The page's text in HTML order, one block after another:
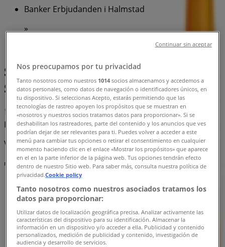
Banker Erbjudanden i Halmstad
»
Snabbkoll på erbjudanden på
Swedbank i Halmstad
Kategorier:Banker
Vi är på väg att publicera erbjudanden från Swedbank
Reklam
Nos preocupamos por tu privacidad
Tanto nosotros como nuestros 1014 socios almacenamos y accedemos a
datos personales, como datos de navegación o identificadores únicos, en
tu dispositivo. Si seleccionas Acepto, estarás permitiendo que las
tecnologías de rastreo apoyen los propósitos que se muestran en
«nosotros y nuestros socios tratamos datos para proporcionar». Si se
deshabilitan los rastreadores, parte del contenido y los anuncios que ves
podrían dejar de ser relevantes para ti. Puedes volver a acceder a este
menú para cambiar tus opciones o retirar el consentimiento en cualquier
momento haciendo clic en el enlace «Mostrar los propósitos» que aparece
en el en la parte inferior de la página web. Tus opciones tendrán efecto
dentro de nuestro Sitio web. Para saber más, consulta nuestra política de
privacidad.Cookie policy
Tanto nosotros como nuestros asociados tratamos los
datos para proporcionar:
Utilizar datos de localización geográfica precisa. Analizar activamente las
características del dispositivo para su identificación. Almacenar la
información en un dispositivo y/o acceder a ella. Publicidad y contenido
personalizados, medición de publicidad y contenido, investigación de
audiencia y desarrollo de servicios.
Continuar sin aceptar